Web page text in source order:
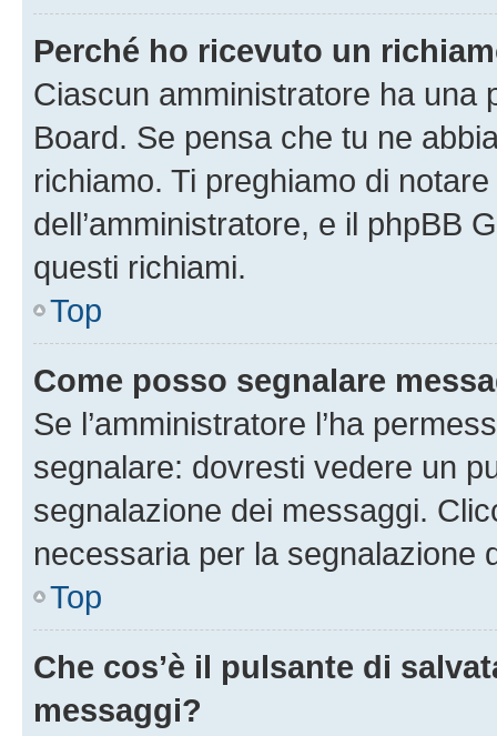
Perché ho ricevuto un
Ciascun amministratore ha una
Board. Se pensa che tu ne
richiamo. Ti preghiamo di
dell’amministratore, e il phpBB
questi richiami.
Top
Come posso segnalare
Se l’amministratore l’ha
segnalare: dovresti vedere un
segnalazione dei messaggi.
necessaria per la segnalazione
Top
Che cos’è il pulsante di
messaggi?